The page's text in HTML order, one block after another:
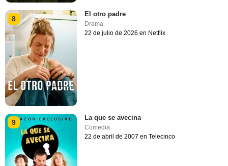
8
El otro padre
Drama
22 de julio de 2026 en Netflix
9
La que se avecina
Comedia
22 de abril de 2007 en Telecinco